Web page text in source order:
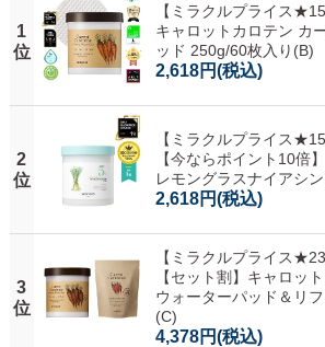
1
位
【ミラクルプライス
キャロットカロテン カ
ッド 250g/60枚入り(B)
2,618円(税込)
2
位
【ミラクルプライス
【今ならポイント10倍】
レモングラスナイアシ
2,618円(税込)
3
位
【ミラクルプライス
【セット割】キャロッ
ウォーターパッド＆リ
(C)
4,378円(税込)